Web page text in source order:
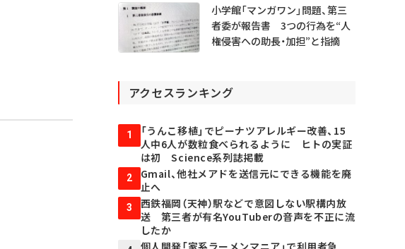
小学館「マンガワン」問題、第三
者委が報告書 3つの行為を“人
権侵害への助長・加担”と指摘
アクセスランキング
1
「うんこ移植」でピーナツアレルギー改善、15
人中6人が数粒食べられるように ヒトの実証
は初 Science系列誌掲載
2
Gmail、他社メアドを送信元にできる機能を廃
止へ
3
西鉄福岡（天神）駅などで意図しない駅構内放
送 第三者が有名YouTuberの音声を不正に流
したか
個人開発「家系ラーメンマニア」で利用者急